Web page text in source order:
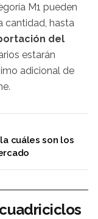
M1 pueden
cantidad, hasta
del
estarán
adicional de
cuáles son los